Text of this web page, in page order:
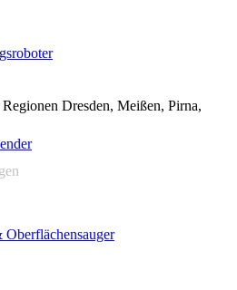
Oberflächensauger
Dresden, Meißen, Pirna,